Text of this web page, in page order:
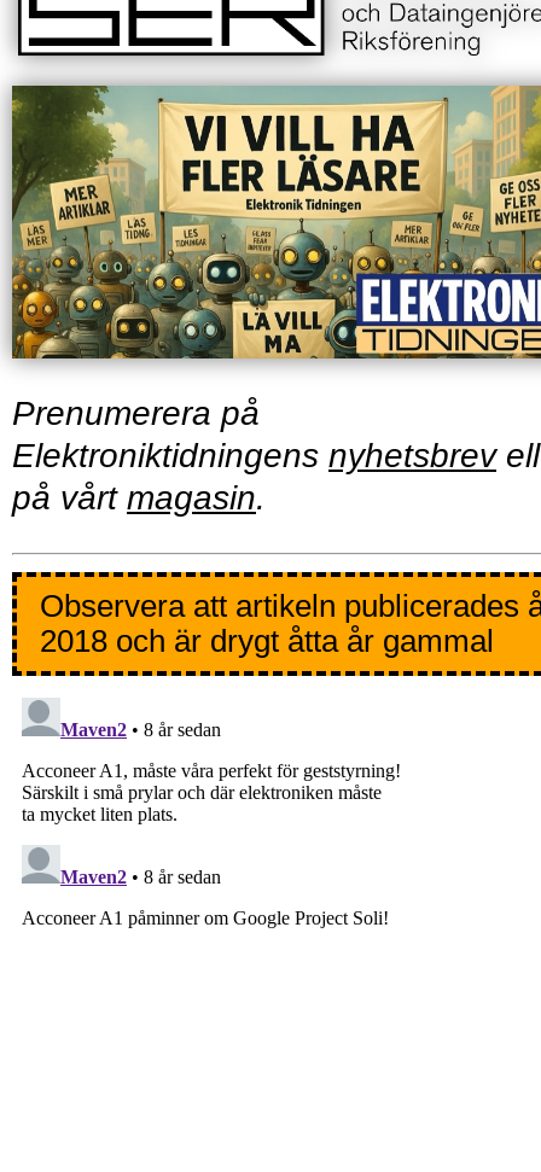
Prenumerera på
Elektroniktidningens nyhetsbrev
på vårt magasin.
Observera att artikeln publicerades
2018 och är drygt åtta år gammal